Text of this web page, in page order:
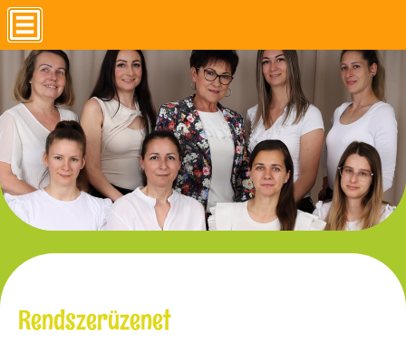
Rendszerüzenet